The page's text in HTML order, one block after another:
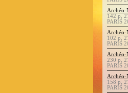
Archéo-
142 p,
PARIS
Archéo-
102 p,
PARIS
Archéo-
230 p,
PARIS
Archéo-
158 p,
PARIS